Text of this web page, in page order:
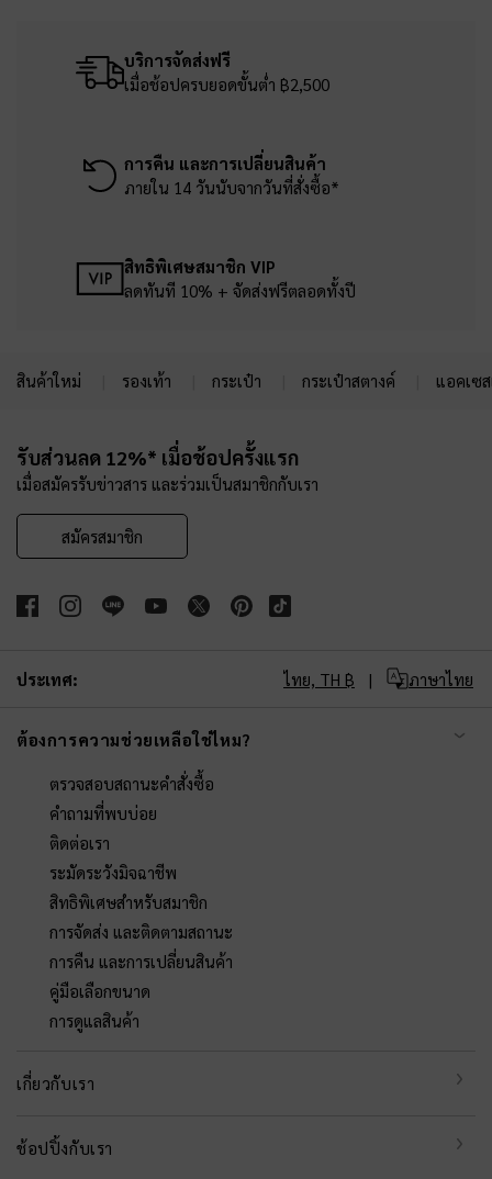
บริการจัดส่งฟรี
เมื่อช้อปครบยอดขั้นต่ำ ฿2,500
การคืน และการเปลี่ยนสินค้า
ภายใน 14 วันนับจากวันที่สั่งซื้อ*
สิทธิพิเศษสมาชิก VIP
ลดทันที 10% + จัดส่งฟรีตลอดทั้งปี
สินค้าใหม่ รองเท้า กระเป๋า กระเป๋าสตางค์ แอคเซ
รับส่วนลด 12%* เมื่อช้อปครั้งแรก
เมื่อสมัครรับข่าวสาร และร่วมเป็นสมาชิกกับเรา
สมัครสมาชิก
ประเทศ: ไทย, TH ฿ ภาษาไทย
ต้องการความช่วยเหลือใช่ไหม?
ตรวจสอบสถานะคำสั่งซื้อ
คำถามที่พบบ่อย
ติดต่อเรา
ระมัดระวังมิจฉาชีพ
สิทธิพิเศษสำหรับสมาชิก
การจัดส่ง และติดตามสถานะ
การคืน และการเปลี่ยนสินค้า
คู่มือเลือกขนาด
การดูแลสินค้า
เกี่ยวกับเรา
ช้อปปิ้งกับเรา